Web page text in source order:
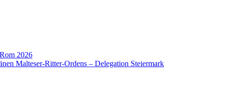
2026
Malteser-Ritter-Ordens – Delegation Steiermark